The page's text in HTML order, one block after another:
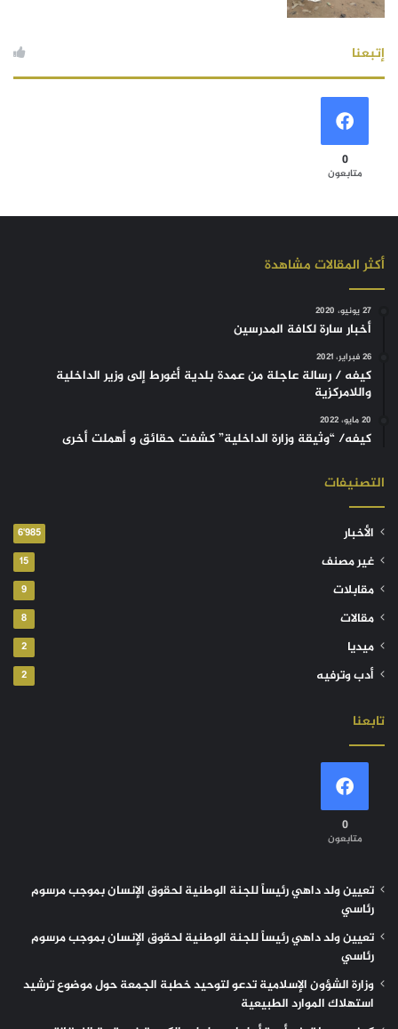
إتبعنا
0
متابعون
أكثر المقالات مشاهدة
27 يونيو، 2020
أخبار سارة لكافة المدرسين
26 فبراير، 2021
كيفه / رسالة عاجلة من عمدة بلدية أغورط إلى وزير الداخلية
واللامركزية
20 مايو، 2022
كيفه/ “وثيقة وزارة الداخلية” كشفت حقائق و أهملت أخرى
التصنيفات
الأخبار 6٬985
غير مصنف 15
مقابلات 9
مقالات 8
ميديا 2
أدب وترفيه 2
تابعنا
0
متابعون
تعيين ولد داهي رئيساً للجنة الوطنية لحقوق الإنسان بموجب مرسوم
رئاسي
تعيين ولد داهي رئيساً للجنة الوطنية لحقوق الإنسان بموجب مرسوم
رئاسي
وزارة الشؤون الإسلامية تدعو لتوحيد خطبة الجمعة حول موضوع ترشيد
استهلاك الموارد الطبيعية